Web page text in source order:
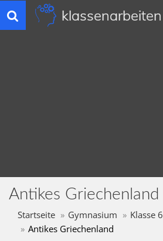
Toggle
navigation
klassenarbeiten
Antikes Griechenland
Startseite Gymnasium Klasse 6
Antikes Griechenland